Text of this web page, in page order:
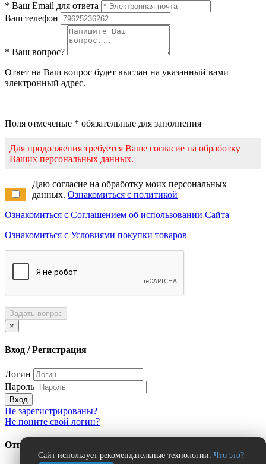
Сайт использует рекомендательные технологии. Что это?
* Ваш Email для ответа
Ваш телефон
* Ваш вопрос?
Ответ на Ваш вопрос будет выслан на указанный вами
электронный адрес.
Поля отмеченые * обязательные для заполнения
Для продолжения требуется Ваше согласие на обработку
Ваших персональных данных.
Даю согласие на обработку моих персональных
данных. Ознакомиться с политикой
Ознакомиться с Соглашением об использовании Сайта
Ознакомиться с Условиями покупки товаров
Задать вопрос
×
Вход / Регистрация
Логин
Пароль
Вход
Не зарегистрированы?
Не поните свой логин?
Отправить сообщение об ошибке?